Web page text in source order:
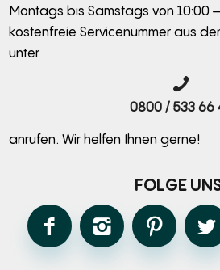
Montags bis Samstags von 10:00
kostenfreie Servicenummer aus
unter
0800 / 533 66
anrufen. Wir helfen Ihnen gerne!
FOLGE